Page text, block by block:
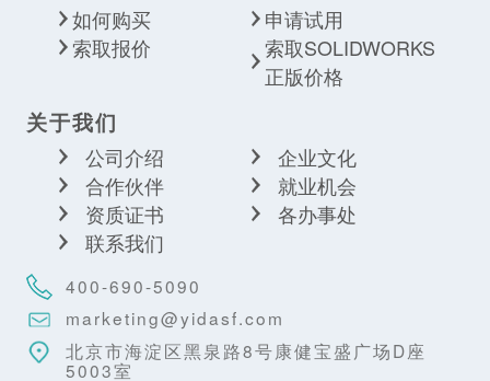
如何购买
申请试用
索取报价
索取SOLIDWORKS
正版价格
关于我们
公司介绍
企业文化
合作伙伴
就业机会
资质证书
各办事处
联系我们
400-690-5090
marketing@yidasf.com
北京市海淀区黑泉路8号康健宝盛广场D座
5003室